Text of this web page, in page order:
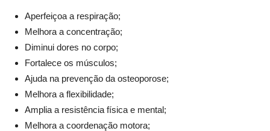
Aperfeiçoa a respiração;
Melhora a concentração;
Diminui dores no corpo;
Fortalece os músculos;
Ajuda na prevenção da osteoporose;
Melhora a flexibilidade;
Amplia a resistência física e mental;
Melhora a coordenação motora;